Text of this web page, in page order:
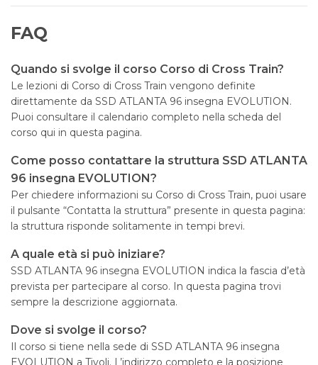
FAQ
Quando si svolge il corso Corso di Cross Train?
Le lezioni di Corso di Cross Train vengono definite
direttamente da SSD ATLANTA 96 insegna EVOLUTION.
Puoi consultare il calendario completo nella scheda del
corso qui in questa pagina.
Come posso contattare la struttura SSD ATLANTA
96 insegna EVOLUTION?
Per chiedere informazioni su Corso di Cross Train, puoi usare
il pulsante “Contatta la struttura” presente in questa pagina:
la struttura risponde solitamente in tempi brevi.
A quale età si può iniziare?
SSD ATLANTA 96 insegna EVOLUTION indica la fascia d’età
prevista per partecipare al corso. In questa pagina trovi
sempre la descrizione aggiornata.
Dove si svolge il corso?
Il corso si tiene nella sede di SSD ATLANTA 96 insegna
EVOLUTION a Tivoli. L’indirizzo completo e la posizione